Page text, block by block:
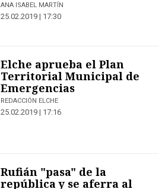
ANA ISABEL MARTÍN
25.02.2019 | 17:30
Elche aprueba el Plan
Territorial Municipal de
Emergencias
REDACCIÓN ELCHE
25.02.2019 | 17:16
Rufián "pasa" de la
república y se aferra al